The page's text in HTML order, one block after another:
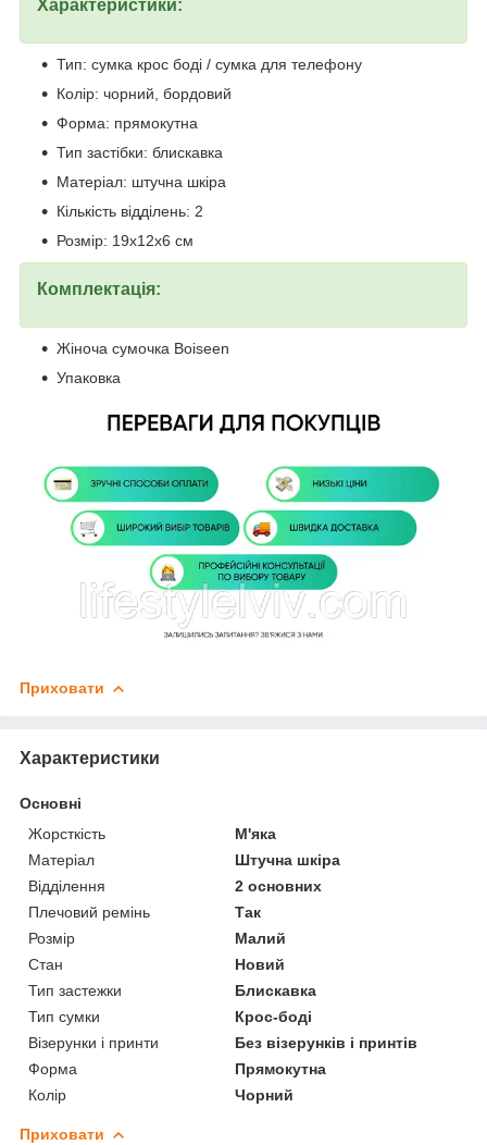
Характеристики:
Тип: сумка крос боді / сумка для телефону
Колір: чорний, бордовий
Форма: прямокутна
Тип застібки: блискавка
Матеріал: штучна шкіра
Кількість відділень: 2
Розмір: 19х12х6 см
Комплектація:
Жіноча сумочка Boiseen
Упаковка
Приховати
Характеристики
Основні
Жорсткість
М'яка
Матеріал
Штучна шкіра
Відділення
2 основних
Плечовий ремінь
Так
Розмір
Малий
Стан
Новий
Тип застежки
Блискавка
Тип сумки
Крос-боді
Візерунки і принти
Без візерунків і принтів
Форма
Прямокутна
Колір
Чорний
Приховати